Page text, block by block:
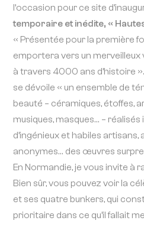
l’occasion pour ce site
temporaire et inédite, «
« Présentée pour la première
emportera vers un merveilleux
à travers 4000 ans d’histoire
se dévoile « un ensemble de
beauté – céramiques, étoffes,
musiques, masques… –
d’ingénieux et habiles
anonymes… des œuvres
En Normandie, je vous invite à
Bien sûr, vous pouvez voir la
et ses quatre bunkers, qui
prioritaire dans ce qu’il fallait